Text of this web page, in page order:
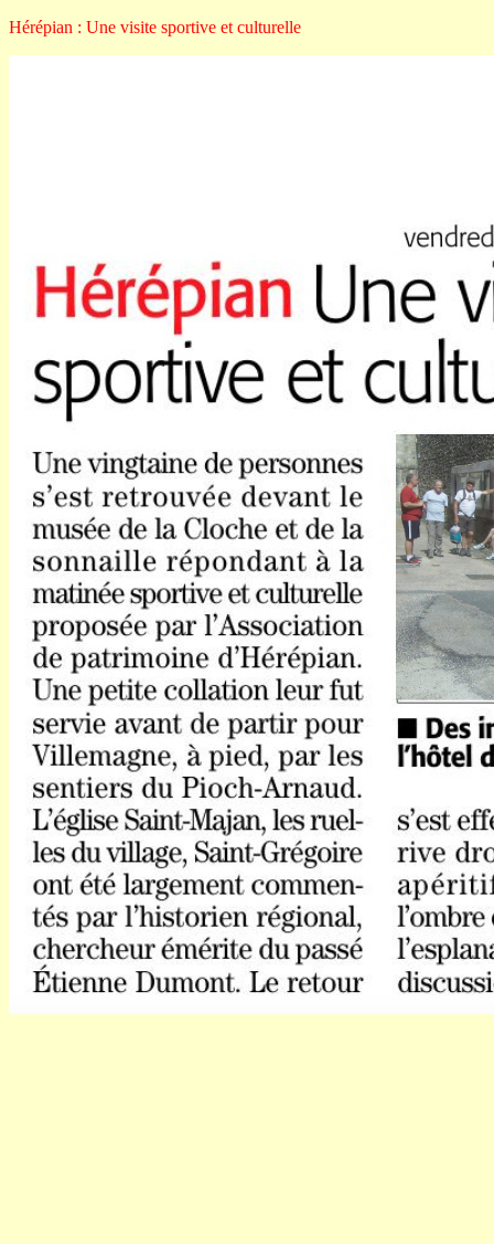
Hérépian : Une visite sportive et culturelle